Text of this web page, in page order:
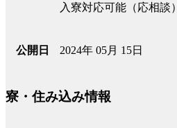
入寮対応可能（応相談）
公開日 2024年 05月 15日
寮・住み込み情報